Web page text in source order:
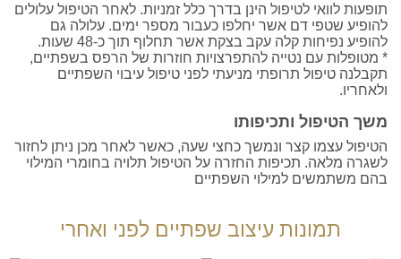
תופעות לוואי לטיפול הינן בדרך כלל זמניות. לאחר הטיפול עלולים
להופיע שטפי דם אשר יחלפו כעבור מספר ימים. עלולה גם
להופיע נפיחות קלה עקב בצקת אשר תחלוף תוך כ-48 שעות.
* מטופלות עם נטייה להתפרצויות חוזרות של הרפס בשפתיים,
תקבלנה טיפול תרופתי מניעתי לפני טיפול עיבוי השפתיים
ולאחריו.
משך הטיפול ותכיפותו
הטיפול עצמו קצר ונמשך כחצי שעה, כאשר לאחר מכן ניתן לחזור
לשגרה מלאה. תכיפות החזרה על הטיפול תלויה בחומרי המילוי
בהם משתמשים למילוי השפתיים
תמונות עיצוב שפתיים לפני ואחרי